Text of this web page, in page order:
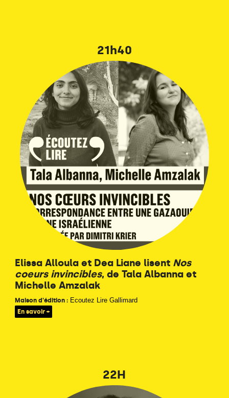
21h40
Elissa Alloula et Dea Liane lisent Nos
coeurs invincibles, de Tala Albanna et
Michelle Amzalak
Maison d'édition : Ecoutez Lire Gallimard
En savoir +
22H